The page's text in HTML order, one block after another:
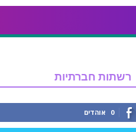
רשתות חברתיות
0 אוהדים